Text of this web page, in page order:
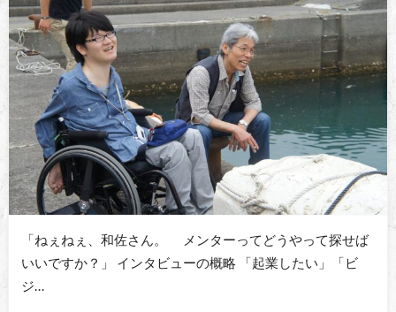
「ねぇねぇ、和佐さん。 メンターってどうやって探せば
いいですか？」 インタビューの概略 「起業したい」「ビ
ジ…